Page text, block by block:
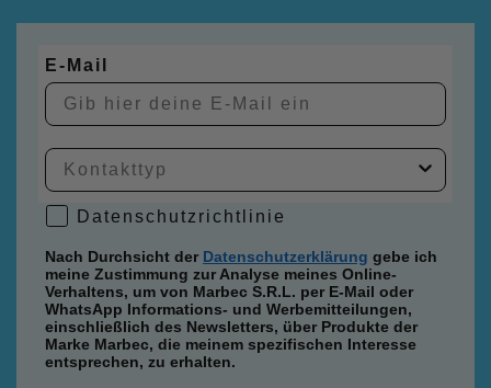
E-Mail
Datenschutzrichtlinie
Datenschutzrichtlinie
Nach Durchsicht der Datenschutzerklärung gebe ich
meine Zustimmung zur Analyse meines Online-
Verhaltens, um von Marbec S.R.L. per E-Mail oder
WhatsApp Informations- und Werbemitteilungen,
einschließlich des Newsletters, über Produkte der
Marke Marbec, die meinem spezifischen Interesse
entsprechen, zu erhalten.